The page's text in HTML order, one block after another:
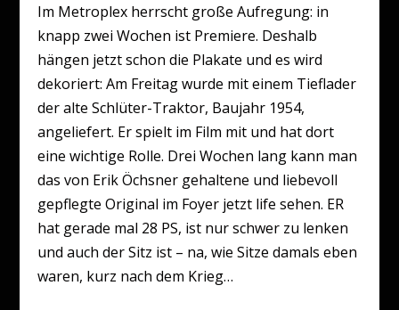
Im Metroplex herrscht große Aufregung: in
knapp zwei Wochen ist Premiere. Deshalb
hängen jetzt schon die Plakate und es wird
dekoriert: Am Freitag wurde mit einem Tieflader
der alte Schlüter-Traktor, Baujahr 1954,
angeliefert. Er spielt im Film mit und hat dort
eine wichtige Rolle. Drei Wochen lang kann man
das von Erik Öchsner gehaltene und liebevoll
gepflegte Original im Foyer jetzt life sehen. ER
hat gerade mal 28 PS, ist nur schwer zu lenken
und auch der Sitz ist – na, wie Sitze damals eben
waren, kurz nach dem Krieg…